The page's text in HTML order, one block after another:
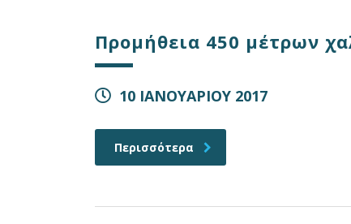
Προμήθεια 450 μέτρων
10 ΙΑΝΟΥΑΡΙΟΥ 2017
Περισσότερα